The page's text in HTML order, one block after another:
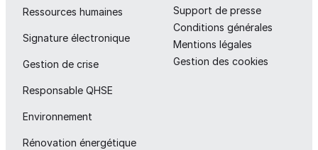
Ressources humaines
Signature électronique
Gestion de crise
Responsable QHSE
Environnement
Rénovation énergétique
Support de presse
Conditions générales
Mentions légales
Gestion des cookies